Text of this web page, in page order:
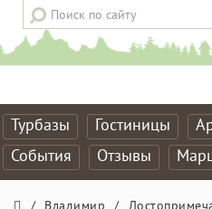
Турбазы Гостиницы
События
Отзывы